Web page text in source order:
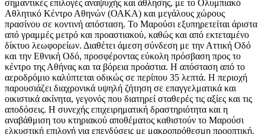
σημαντικές επιλογές αναψυχής και άθλησης, με το Ολυμπιακό
Αθλητικό Κέντρο Αθηνών (ΟΑΚΑ) και μεγάλους χώρους
πρασίνου σε κοντινή απόσταση. Το Μαρούσι εξυπηρετείται άριστα
από γραμμές μετρό και προαστιακού, καθώς και από εκτεταμένο
δίκτυο λεωφορείων. Διαθέτει άμεση σύνδεση με την Αττική Οδό
και την Εθνική Οδό, προσφέροντας εύκολη πρόσβαση προς το
κέντρο της Αθήνας και τα βόρεια προάστια. Η απόσταση από το
αεροδρόμιο καλύπτεται οδικώς σε περίπου 35 λεπτά. Η περιοχή
παρουσιάζει διαχρονικά υψηλή ζήτηση σε επαγγελματικά και
οικιστικά ακίνητα, γεγονός που διατηρεί σταθερές τις αξίες και τις
αποδόσεις. Η συνεχής επιχειρηματική δραστηριότητα και η
αναβάθμιση του κτηριακού αποθέματος καθιστούν το Μαρούσι
ελκυστική επιλογή για επενδύσεις με μακροπρόθεσμη προοπτική.